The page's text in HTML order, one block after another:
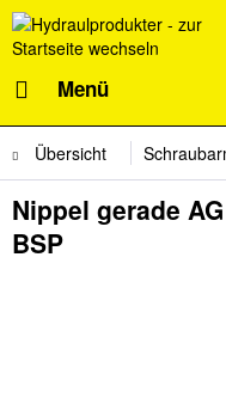
Menü
Übersicht
Nippel gerade
BSP